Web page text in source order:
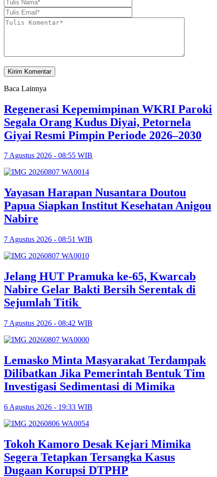
Baca Lainnya
Regenerasi Kepemimpinan WKRI Paroki
Segala Orang Kudus Diyai, Petornela
Giyai Resmi Pimpin Periode 2026–2030
7 Agustus 2026 - 08:55 WIB
Yayasan Harapan Nusantara Doutou
Papua Siapkan Institut Kesehatan Anigou
Nabire
7 Agustus 2026 - 08:51 WIB
Jelang HUT Pramuka ke-65, Kwarcab
Nabire Gelar Bakti Bersih Serentak di
Sejumlah Titik
7 Agustus 2026 - 08:42 WIB
Lemasko Minta Masyarakat Terdampak
Dilibatkan Jika Pemerintah Bentuk Tim
Investigasi Sedimentasi di Mimika
6 Agustus 2026 - 19:33 WIB
Tokoh Kamoro Desak Kejari Mimika
Segera Tetapkan Tersangka Kasus
Dugaan Korupsi DTPHP